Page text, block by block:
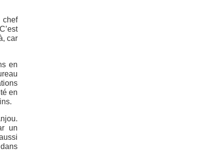
car
en
en
un